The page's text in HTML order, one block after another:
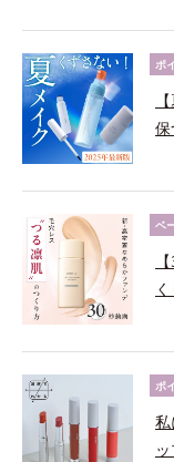
ポ
ベ
ポ
私